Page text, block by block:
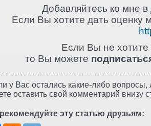
Добавляйтесь ко мне в
Если Вы хотите дать оценку
Если Вы не хотите
то Вы можете
у Вас остались какие-либо
оставить свой комментарий внизу
эту статью друзьям: